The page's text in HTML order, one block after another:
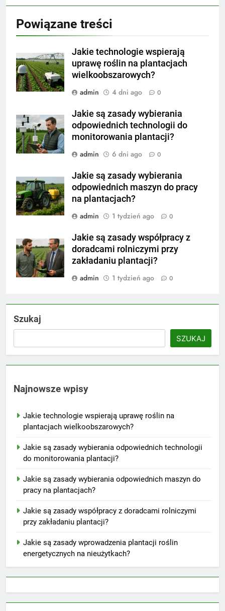
Powiązane treści
Jakie technologie wspierają
uprawę roślin na plantacjach
wielkoobszarowych?
admin
4 dni ago 0
Jakie są zasady wybierania
odpowiednich technologii do
monitorowania plantacji?
admin
6 dni ago 0
Jakie są zasady wybierania
odpowiednich maszyn do pracy
na plantacjach?
admin
1 tydzień ago 0
Jakie są zasady współpracy z
doradcami rolniczymi przy
zakładaniu plantacji?
admin
1 tydzień ago 0
Szukaj
SZUKAJ
Najnowsze wpisy
Jakie technologie wspierają uprawę roślin na
plantacjach wielkoobszarowych?
Jakie są zasady wybierania odpowiednich technologii
do monitorowania plantacji?
Jakie są zasady wybierania odpowiednich maszyn do
pracy na plantacjach?
Jakie są zasady współpracy z doradcami rolniczymi
przy zakładaniu plantacji?
Jakie są zasady wprowadzenia plantacji roślin
energetycznych na nieużytkach?